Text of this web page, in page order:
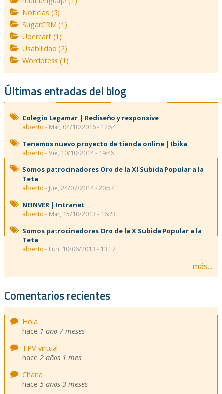
Noticias (5)
SugarCRM (1)
Ubercart (1)
Usabilidad (2)
Wordpress (1)
Últimas entradas del blog
Colegio Legamar | Rediseño y responsive
alberto - Mar, 04/10/2016 - 12:54
Tenemos nuevo proyecto de tienda online | Ibika
alberto - Vie, 10/10/2014 - 19:46
Somos patrocinadores Oro de la XI Subida Popular a la
Teta
alberto - Jue, 24/07/2014 - 20:57
NEINVER | Intranet
alberto - Mar, 15/10/2013 - 16:23
Somos patrocinadores Oro de la X Subida Popular a la
Teta
alberto - Lun, 10/06/2013 - 13:37
más...
Comentarios recientes
Hola
hace 1 año 7 meses
TPV virtual
hace 2 años 1 mes
Charla
hace 5 años 3 meses